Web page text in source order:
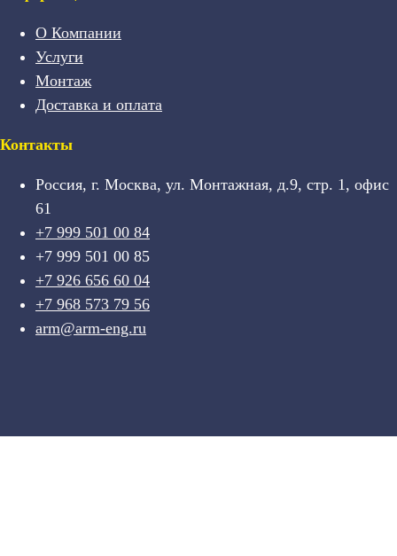
О Компании
Услуги
Монтаж
Доставка и оплата
Контакты
Россия, г. Москва, ул. Монтажная, д.9, стр. 1, офис
61
+7 999 501 00 84
+7 999 501 00 85
+7 926 656 60 04
+7 968 573 79 56
arm@arm-eng.ru